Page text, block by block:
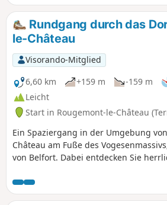
Rundgang durch das
le-Château
Visorando-Mitglied
6,60 km
+159 m -159 m
Leicht
Start in Rougemont-le-Château
Ein Spaziergang in der Umgebung
Château am Fuße des
von Belfort. Dabei entdecken Sie
Stadt. Die Route ist mit dem Wappen
einer Burgzeichnung – markiert.